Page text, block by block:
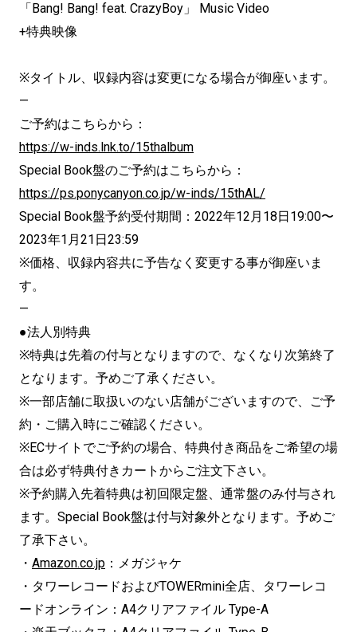
「Bang! Bang! feat. CrazyBoy」 Music Video
+特典映像
※タイトル、収録内容は変更になる場合が御座います。
—
ご予約はこちらから：
https://w-inds.lnk.to/15thalbum
Special Book盤のご予約はこちらから：
https://ps.ponycanyon.co.jp/w-inds/15thAL/
Special Book盤予約受付期間：2022年12月18日19:00〜
2023年1月21日23:59
※価格、収録内容共に予告なく変更する事が御座いま
す。
—
●法人別特典
※特典は先着の付与となりますので、なくなり次第終了
となります。予めご了承ください。
※一部店舗に取扱いのない店舗がございますので、ご予
約・ご購入時にご確認ください。
※ECサイトでご予約の場合、特典付き商品をご希望の場
合は必ず特典付きカートからご注文下さい。
※予約購入先着特典は初回限定盤、通常盤のみ付与され
ます。Special Book盤は付与対象外となります。予めご
了承下さい。
・ Amazon.co.jp ：メガジャケ
・タワーレコードおよびTOWERmini全店、タワーレコ
ードオンライン：A4クリアファイル Type-A